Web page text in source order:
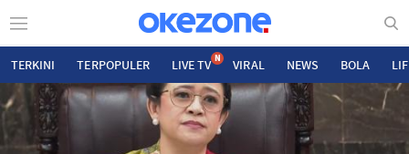
TERKINI TERPOPULER LIVE TV N VIRAL NEWS BOLA